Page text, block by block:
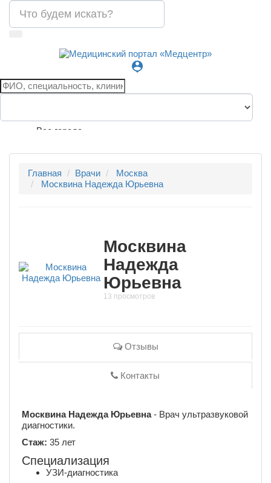
person_pin
Все города
Главная Врачи
Москва
Москвина Надежда Юрьевна
Москвина
Надежда
Юрьевна
13 просмотров
Отзывы
Контакты
Москвина Надежда Юрьевна- Врач ультразвуковой
диагностики.
Стаж: 35 лет
Специализация
УЗИ-диагностика